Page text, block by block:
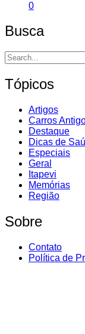
0
Busca
Tópicos
Artigos
Carros
Destaque
Dicas de
Especiais
Geral
Itapevi
Memórias
Região
Sobre
Contato
Política de